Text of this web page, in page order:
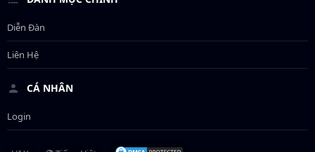
Diễn Đàn
Liên Hệ
CÁ NHÂN
Login